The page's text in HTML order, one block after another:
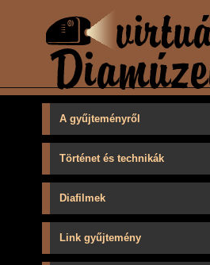
A gyűjteményről
Történet és technikák
Diafilmek
Link gyűjtemény